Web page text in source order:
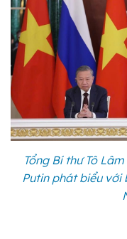
Tổng Bí thư Tô
Putin phát biểu với